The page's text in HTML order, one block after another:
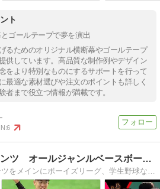
ト
ゴールテープで夢を演出
るためのオリジナル横断幕やゴールテープ
供しています。高品質な制作例やデザイン
をより特別なものにするサポートを行って
最適な素材選びや注文のポイントも詳しく
者まで役立つ情報が満載です。
6
それいけジャイアンツ オールジャンルベースボールちゃんねる
スポーツ（ジャイアンツをメインにボーイズリーグ、学生野球など）まとめブログです